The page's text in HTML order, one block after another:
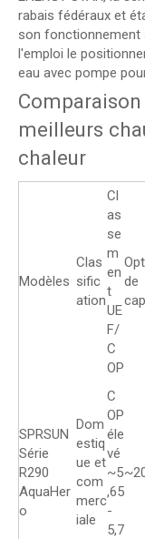
rabais fédéraux et
son fonctionnement
l'emploi le
eau avec pompe
meilleurs
chaleur
Modèles
Clas
sific
ation
Cl
as
se
m
en
t
UE
F/
C
OP
de
SPRSUN
Série
R290
AquaHer
o
Dom
estiq
ue et
com
merc
iale
C
OP
éle
vé
~5
,65
-
5,7